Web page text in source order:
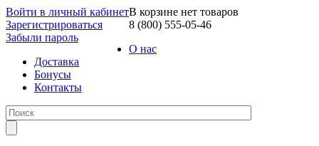
Войти в личный кабинет
Зарегистрироваться
Забыли пароль
В корзине нет товаров
8 (800) 555-05-46
О нас
Доставка
Бонусы
Контакты